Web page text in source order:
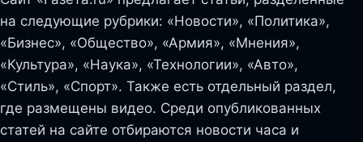
на следующие рубрики: «Новости», «Политика»,
«Бизнес», «Общество», «Армия», «Мнения»,
«Культура», «Наука», «Технологии», «Авто»,
«Стиль», «Спорт». Также есть отдельный раздел,
где размещены видео. Среди опубликованных
статей на сайте отбираются новости часа и